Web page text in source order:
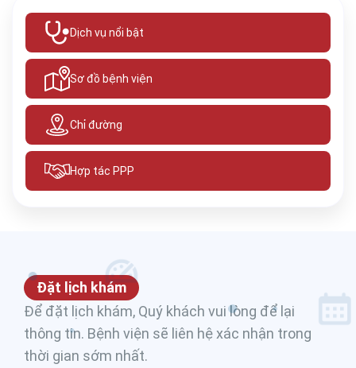
Dịch vụ nổi bật
Sơ đồ bệnh viện
Chỉ đường
Hợp tác PPP
Đặt lịch khám
Để đặt lịch khám, Quý khách vui lòng để lại
thông tin. Bệnh viện sẽ liên hệ xác nhận trong
thời gian sớm nhất.